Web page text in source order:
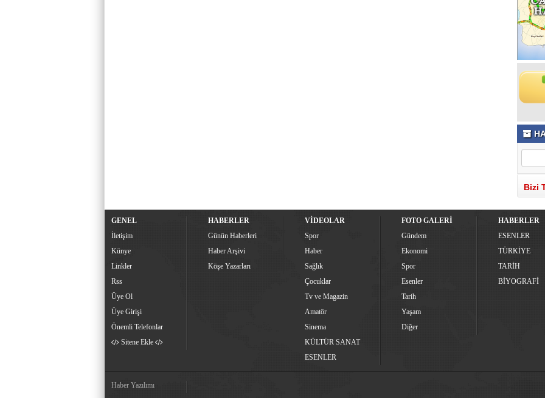
Bizi
GENEL
İletişim
Künye
Linkler
Rss
Üye Ol
Üye Girişi
Önemli Telefonlar
Sitene Ekle
HABERLER
Günün Haberleri
Haber Arşivi
Köşe Yazarları
VİDEOLAR
Spor
Haber
Sağlık
Çocuklar
Tv ve Magazin
Amatör
Sinema
KÜLTÜR SANAT
ESENLER
FOTO GALERİ
Gündem
Ekonomi
Spor
Esenler
Tarih
Yaşam
Diğer
HABERLER
ESENLER
TÜRKİYE
TARİH
BİYOGRAFİ
Haber Yazılımı